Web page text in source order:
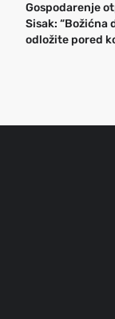
Gospodarenje
Sisak: “Božićna
odložite pored